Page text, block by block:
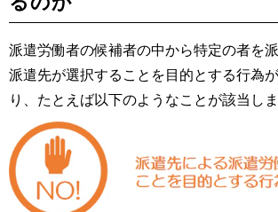
派遣労働者の候補者の中から特定の者を
派遣先が選択することを目的とする行為
り、たとえば以下のようなことが該当しま